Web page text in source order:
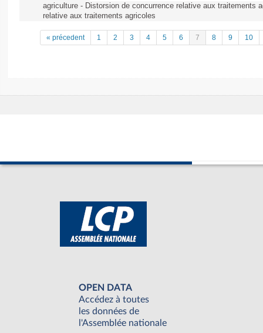
agriculture - Distorsion de concurrence relative aux traitements
relative aux traitements agricoles
« précedent 1 2 3 4 5 6 7 8 9 10
OPEN DATA
Accédez à toutes
les données de
l'Assemblée nationale